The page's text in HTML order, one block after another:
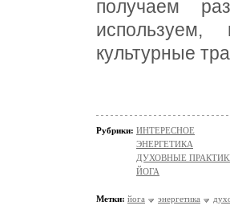
получаем
культурные
Рубрики: ИНТЕРЕСНОЕ
ЭНЕРГЕТИКА
ДУХОВНЫЕ
ЙОГА
Метки: йога энергетика